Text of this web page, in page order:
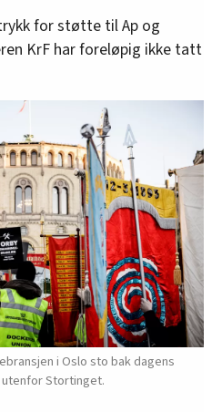
for støtte til Ap og
KrF har foreløpig ikke tatt
i Oslo sto bak dagens
Stortinget.